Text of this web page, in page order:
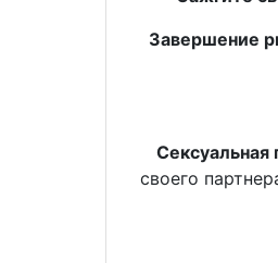
Завершение
Сексуальная
своего